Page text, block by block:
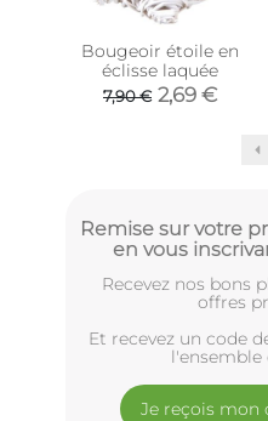
Bougeoir étoile en
éclisse laquée
7,90 € 2,69 €
Remise sur votre
en vous
Recevez nos bons
offres
Et recevez un code
l'ensemble
Je reçois mon